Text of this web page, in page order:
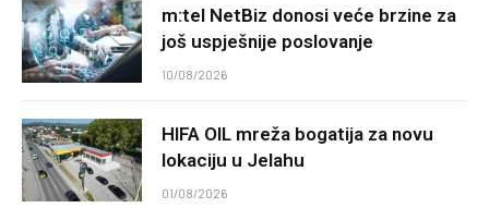
m:tel NetBiz donosi veće brzine za
još uspješnije poslovanje
10/08/2026
HIFA OIL mreža bogatija za novu
lokaciju u Jelahu
01/08/2026